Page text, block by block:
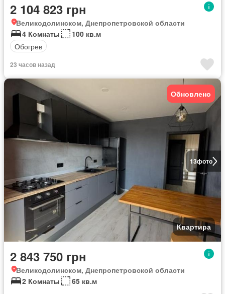
2 104 823 грн
Великодолинском, Днепропетровской области
4 Комнаты
100 кв.м
Обогрев
23 часов назад
13фото
Обновлено
Квартира
2 843 750 грн
Великодолинском, Днепропетровской области
2 Комнаты
65 кв.м